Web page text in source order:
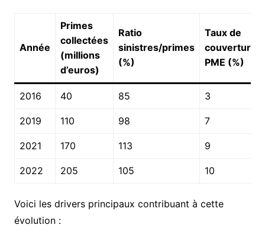
Année
Primes
collectées
(millions
d’euros)
Ratio
sinistres/primes
(%)
Taux de
couverture
PME (%)
2016 40 85 3
2019 110 98 7
2021 170 113 9
2022 205 105 10
Voici les drivers principaux contribuant à cette
évolution :